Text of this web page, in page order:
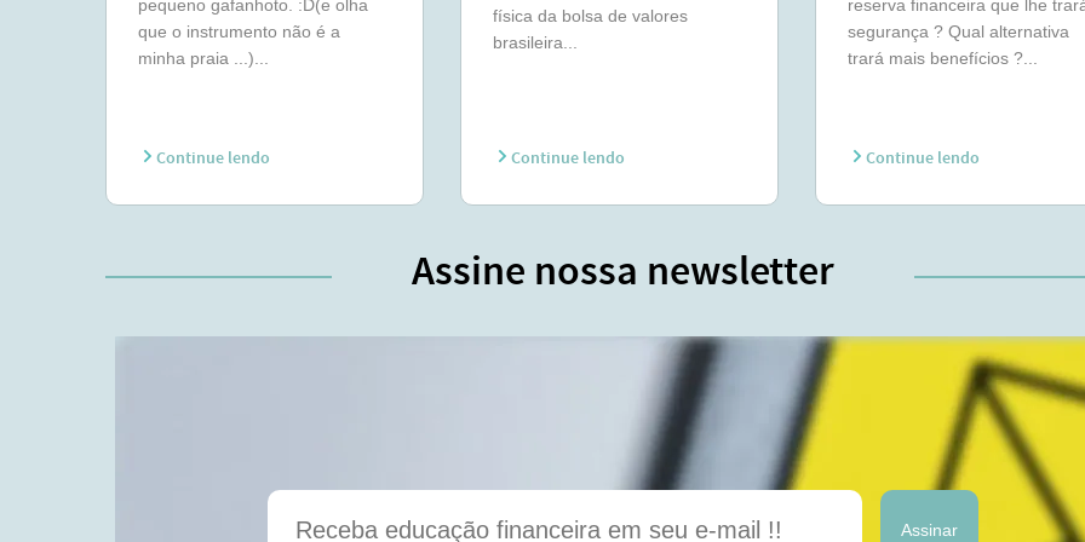
pequeno gafanhoto. :D(e olha
que o instrumento não é a
minha praia ...)...
Continue lendo
física da bolsa de valores
brasileira...
Continue lendo
reserva financeira que lhe
segurança ? Qual alternativa
trará mais benefícios ?...
Continue lendo
Assine nossa newsletter
Assinar